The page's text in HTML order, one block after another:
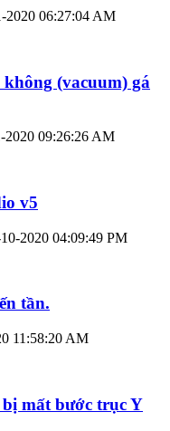
2020 06:27:04 AM
(vacuum) gá
2020 09:26:26 AM
v5
2020 04:09:49 PM
tần.
11:58:20 AM
mất bước trục Y